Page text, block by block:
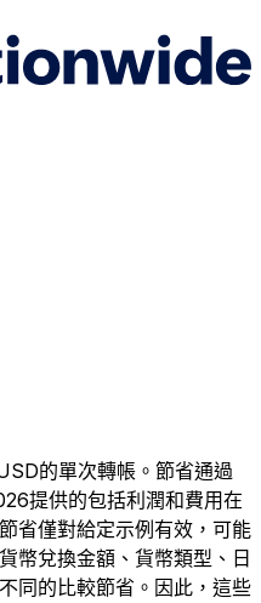
的單次轉帳。節省通過
提供的包括利潤和費用在
省僅對給定示例有效，可能
幣兌換金額、貨幣類型、日
同的比較節省。因此，這些